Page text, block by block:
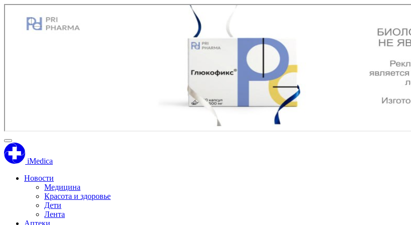
iMedica
Новости
Медицина
Красота и здоровье
Дети
Лента
Аптеки